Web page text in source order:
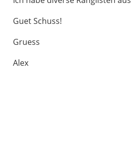
Guet Schuss!
Gruess
Alex